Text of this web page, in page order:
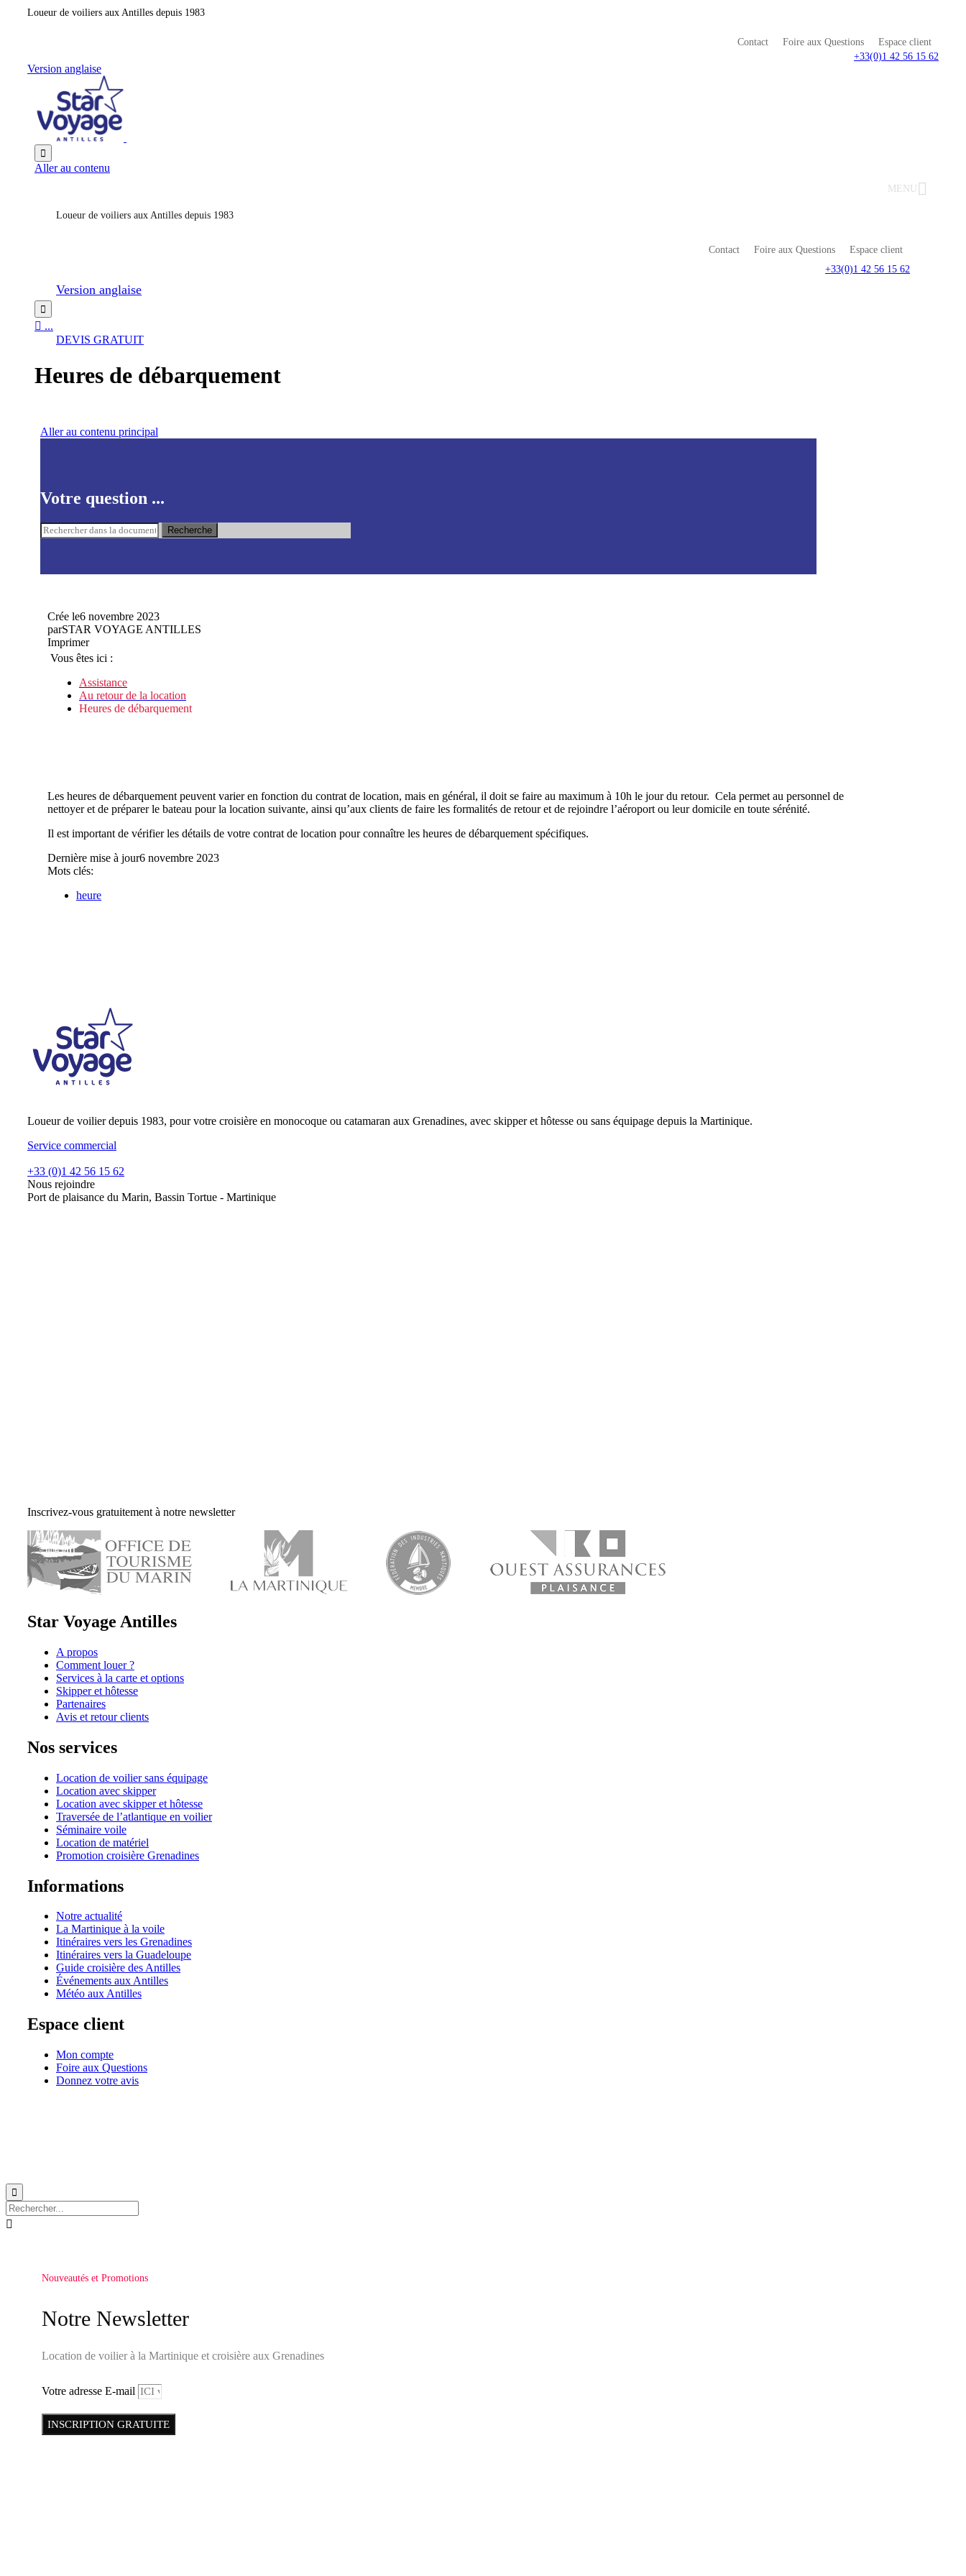
Loueur de voiliers aux Antilles depuis 1983
Contact Foire aux Questions
Espace client
+33(0)1 42 56 15 62
Version anglaise

Aller au contenu
MENU
Loueur de voiliers aux Antilles depuis 1983
Contact Foire aux Questions
Espace client
+33(0)1 42 56 15 62
Version anglaise

 ...
DEVIS GRATUIT
Heures de débarquement
Aller au contenu principal
Votre question ...
Recherche
Crée le6 novembre 2023
parSTAR VOYAGE ANTILLES
Imprimer
Vous êtes ici :
Assistance
Au retour de la location
Heures de débarquement
Les heures de débarquement peuvent varier en fonction du contrat de location, mais en général, il doit se faire au maximum à 10h le jour du retour. Cela permet au personnel de
nettoyer et de préparer le bateau pour la location suivante, ainsi qu’aux clients de faire les formalités de retour et de rejoindre l’aéroport ou leur domicile en toute sérénité.
Il est important de vérifier les détails de votre contrat de location pour connaître les heures de débarquement spécifiques.
Dernière mise à jour6 novembre 2023
Mots clés:
heure
Loueur de voilier depuis 1983, pour votre croisière en monocoque ou catamaran aux Grenadines, avec skipper et hôtesse ou sans équipage depuis la Martinique.
Service commercial
+33 (0)1 42 56 15 62
Nous rejoindre
Port de plaisance du Marin, Bassin Tortue - Martinique
Inscrivez-vous gratuitement à notre newsletter
Star Voyage Antilles
A propos
Comment louer ?
Services à la carte et options
Skipper et hôtesse
Partenaires
Avis et retour clients
Nos services
Location de voilier sans équipage
Location avec skipper
Location avec skipper et hôtesse
Traversée de l’atlantique en voilier
Séminaire voile
Location de matériel
Promotion croisière Grenadines
Informations
Notre actualité
La Martinique à la voile
Itinéraires vers les Grenadines
Itinéraires vers la Guadeloupe
Guide croisière des Antilles
Événements aux Antilles
Météo aux Antilles
Espace client
Mon compte
Foire aux Questions
Donnez votre avis


Nouveautés et Promotions
Notre Newsletter
Location de voilier à la Martinique et croisière aux Grenadines
Votre adresse E-mail
INSCRIPTION GRATUITE